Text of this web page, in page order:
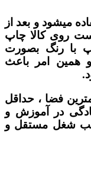
میشود و بعد از
روی کالا چاپ
با رنگ بصورت
همین امر باعث
فضا ، حداقل
سادگی در آموزش و
شغل مستقل و